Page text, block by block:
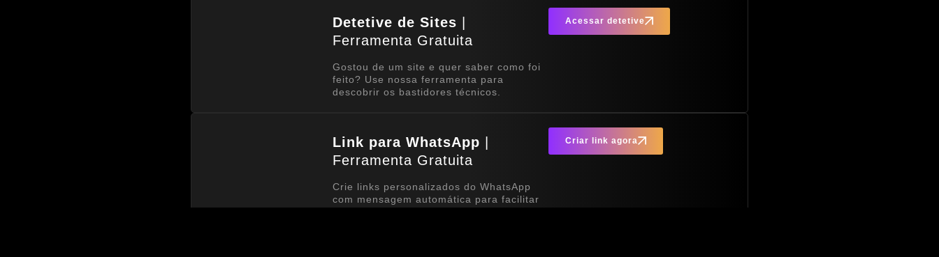
Detetive de Sites |
Ferramenta Gratuita
Gostou de um site e quer saber como foi
feito? Use nossa ferramenta para
descobrir os bastidores técnicos.
Acessar detetive
Link para WhatsApp |
Ferramenta Gratuita
Crie links personalizados do WhatsApp
com mensagem automática para facilitar
Criar link agora